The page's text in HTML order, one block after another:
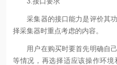
采集器的接口能力是评价其功
择采集器时重点考虑的内容。
用户在购买时要首先明确自己
等情况，再选择适应该操作环